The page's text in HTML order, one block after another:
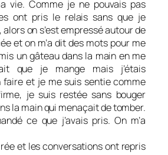
vie. Comme je ne pouvais pas
ont pris le relais sans que je
on s’est empressé autour de
et on m’a dit des mots pour me
un gâteau dans la main en me
que je mange mais j’étais
faire et je me suis sentie comme
je suis restée sans bouger
la main qui menaçait de tomber.
ce que j’avais pris. On m’a
et les conversations ont repris